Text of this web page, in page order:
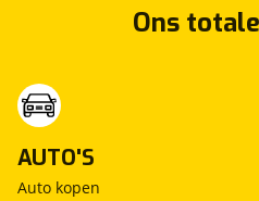
Ons
AUTO'S
Auto kopen